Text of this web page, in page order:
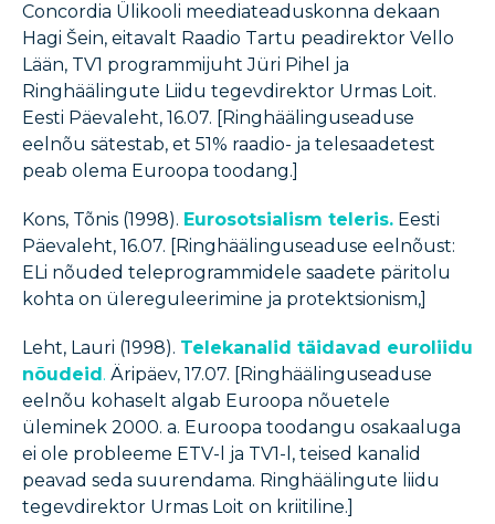
Concordia Ülikooli meediateaduskonna dekaan
Hagi Šein, eitavalt Raadio Tartu peadirektor Vello
Lään, TV1 programmijuht Jüri Pihel ja
Ringhäälingute Liidu tegevdirektor Urmas Loit.
Eesti Päevaleht, 16.07. [Ringhäälinguseaduse
eelnõu sätestab, et 51% raadio- ja telesaadetest
peab olema Euroopa toodang.]
Kons, Tõnis (1998). Eurosotsialism teleris. Eesti
Päevaleht, 16.07. [Ringhäälinguseaduse eelnõust:
ELi nõuded teleprogrammidele saadete päritolu
kohta on ülereguleerimine ja protektsionism,]
Leht, Lauri (1998). Telekanalid täidavad euroliidu
nõudeid. Äripäev, 17.07. [Ringhäälinguseaduse
eelnõu kohaselt algab Euroopa nõuetele
üleminek 2000. a. Euroopa toodangu osakaaluga
ei ole probleeme ETV-l ja TV1-l, teised kanalid
peavad seda suurendama. Ringhäälingute liidu
tegevdirektor Urmas Loit on kriitiline.]